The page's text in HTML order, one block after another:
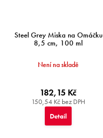
Steel Grey Miska na Omáčku
8,5 cm, 100 ml
Není na skladě
150,54 Kč bez DPH
182,15 Kč
Detail